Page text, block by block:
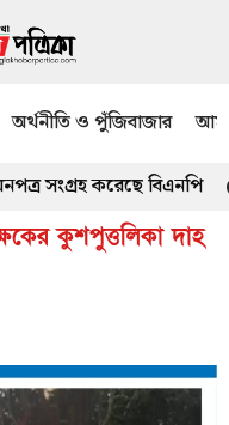
অর্থনীতি ও পুঁজিবাজার
করেছে বিএনপি
কুশপুত্তলিকা দাহ